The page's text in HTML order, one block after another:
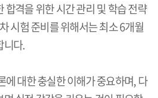
합격을 위한 시간 관리 및 학습 전략
시험 준비를 위해서는 최소 6개월
니다.
에 대한 충실한 이해가 중요하며, 다